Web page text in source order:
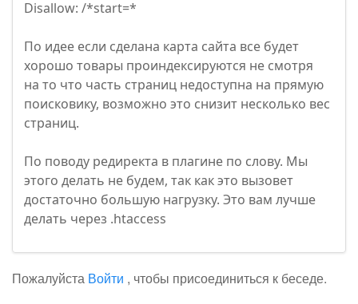
Disallow: /*start=*
По идее если сделана карта сайта все будет
хорошо товары проиндексируются не смотря
на то что часть страниц недоступна на прямую
поисковику, возможно это снизит несколько вес
страниц.
По поводу редиректа в плагине по слову. Мы
этого делать не будем, так как это вызовет
достаточно большую нагрузку. Это вам лучше
делать через .htaccess
Пожалуйста Войти , чтобы присоединиться к беседе.